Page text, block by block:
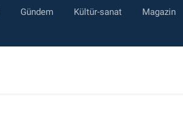
Gündem Kültür-sanat Magazin